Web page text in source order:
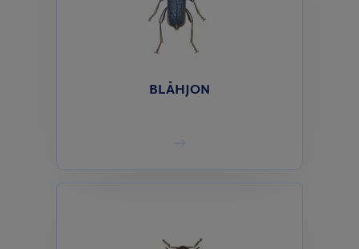
BLÅHJON